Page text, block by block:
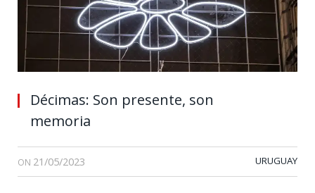
Décimas: Son presente, son
memoria
ON 21/05/2023 URUGUAY